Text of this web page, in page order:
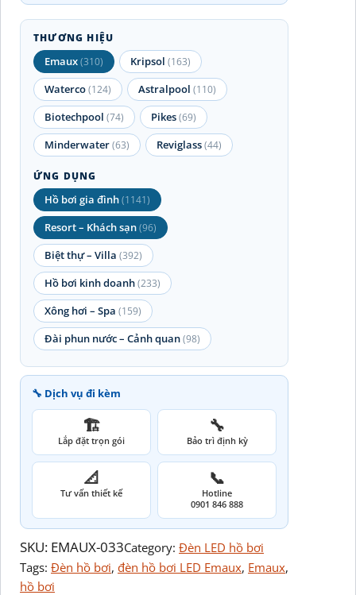
THƯƠNG HIỆU
Emaux(310) Kripsol (163)
Waterco(124) Astralpool (110)
Biotechpool (74) Pikes(69)
Minderwater(63) Reviglass(44)
ỨNG DỤNG
Hồ bơi gia đình(1141)
Resort – Khách sạn(96)
Biệt thự – Villa (392)
Hồ bơi kinh doanh(233)
Xông hơi – Spa (159)
Đài phun nước – Cảnh quan(98)
🔧 Dịch vụ đi kèm
🏗️
Lắp đặt trọn gói
🔧
Bảo trì định kỳ
📐
Tư vấn thiết kế
📞
Hotline
0901 846 888
SKU: EMAUX-033Category: Đèn LED hồ bơi
Tags: Đèn hồ bơi, đèn hồ bơi LED Emaux, Emaux
hồ bơi